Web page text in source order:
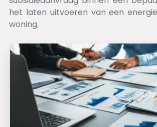
het laten uitvoeren van een
woning.